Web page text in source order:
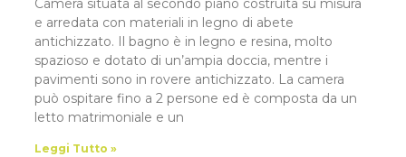
Camera situata al secondo piano costruita su misura
e arredata con materiali in legno di abete
antichizzato. Il bagno è in legno e resina, molto
spazioso e dotato di un’ampia doccia, mentre i
pavimenti sono in rovere antichizzato. La camera
può ospitare fino a 2 persone ed è composta da un
letto matrimoniale e un
Leggi Tutto »